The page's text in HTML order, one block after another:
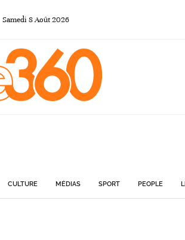
Samedi 8Août2026
CULTURE MÉDIAS SPORT PEOPLE